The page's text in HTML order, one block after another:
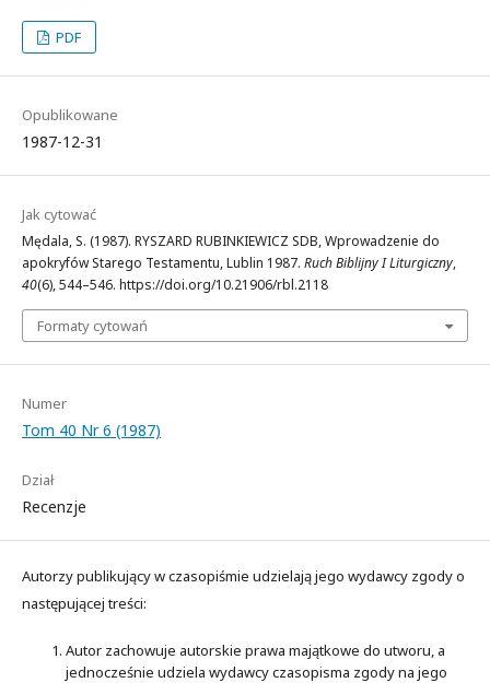
PDF
Opublikowane
1987-12-31
Jak cytować
Mędala, S. (1987). RYSZARD RUBINKIEWICZ SDB, Wprowadzenie do
apokryfów Starego Testamentu, Lublin 1987. Ruch Biblijny I Liturgiczny,
40(6), 544–546. https://doi.org/10.21906/rbl.2118
Formaty cytowań
Numer
Tom 40 Nr 6 (1987)
Dział
Recenzje
Autorzy publikujący w czasopiśmie udzielają jego wydawcy zgody o
następującej treści:
Autor zachowuje autorskie prawa majątkowe do utworu, a
jednocześnie udziela wydawcy czasopisma zgody na jego